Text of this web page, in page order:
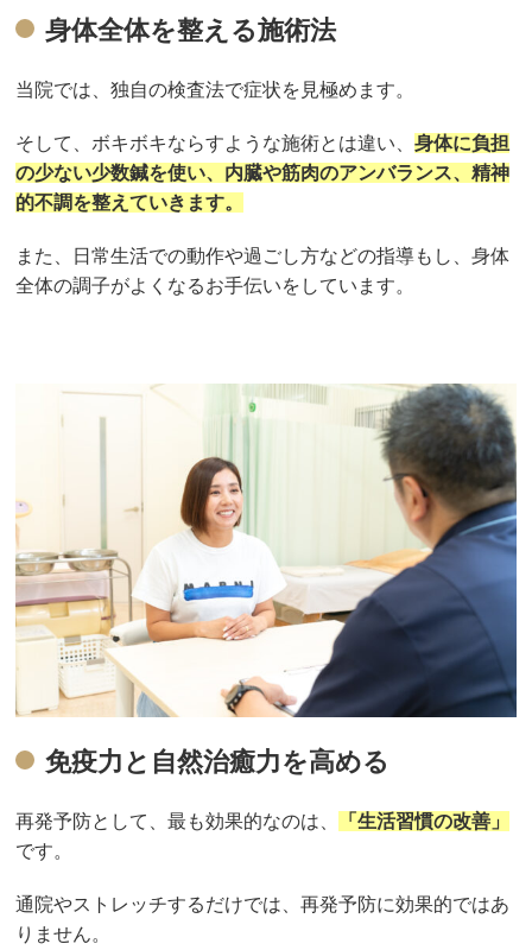
身体全体を整える施術法
当院では、独自の検査法で症状を見極めます。
そして、ボキボキならすような施術とは違い、身体に負担
の少ない少数鍼を使い、内臓や筋肉のアンバランス、精神
的不調を整えていきます。
また、日常生活での動作や過ごし方などの指導もし、身体
全体の調子がよくなるお手伝いをしています。
免疫力と自然治癒力を高める
再発予防として、最も効果的なのは、
「生活習慣の改善」
です。
通院やストレッチするだけでは、再発予防に効果的ではあ
りません。